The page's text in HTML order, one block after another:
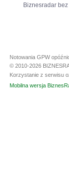
Biznesradar
Notowania GPW
© 2010-2026
Korzystanie z serwisu
Mobilna wersja